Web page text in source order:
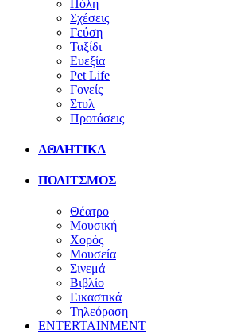
Πόλη
Σχέσεις
Γεύση
Ταξίδι
Ευεξία
Pet Life
Γονείς
Στυλ
Προτάσεις
ΑΘΛΗΤΙΚΑ
ΠΟΛΙΤΣΜΟΣ
Θέατρο
Μουσική
Χορός
Μουσεία
Σινεμά
Βιβλίο
Εικαστικά
Τηλεόραση
ENTERTAINMENT